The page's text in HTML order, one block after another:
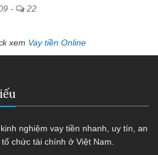
- 22
xem Vay tiền Online
nghiệm vay tiền nhanh, uy tín, an
chức tài chính ở Việt Nam.